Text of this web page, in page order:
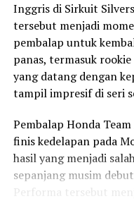
presisi tinggi dalam
menjaga momentum.
semakin besar karena
motor Honda
sekaligus atmosfer
singkat.
Kiattisak mengaku
berlebihan pada
memahami karakter
di setiap sesi.
Inggris di Sirkuit
tersebut menjadi
pembalap untuk
panas, termasuk
yang datang dengan
tampil impresif di seri
Pembalap Honda
finis kedelapan pada
hasil yang menjadi
sepanjang musim
Performa tersebut